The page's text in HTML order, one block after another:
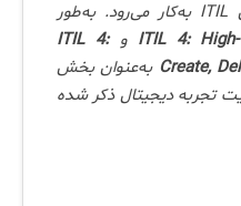
است که بین چند بخش ITIL به‌کار می‌رود. به‌طور
ITIL 4: وITIL 4:
Create, به‌عنوان بخش
تجربه دیجیتال ذکر شده